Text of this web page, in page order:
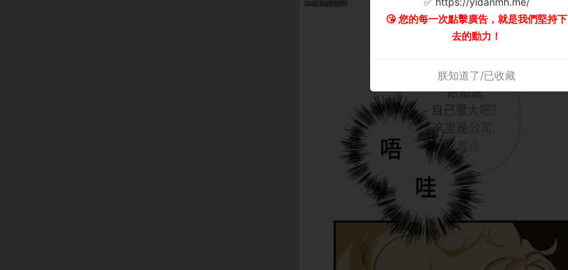
😘 您的每一次點擊廣告，就是我們堅持下
去的動力！
朕知道了/已收藏